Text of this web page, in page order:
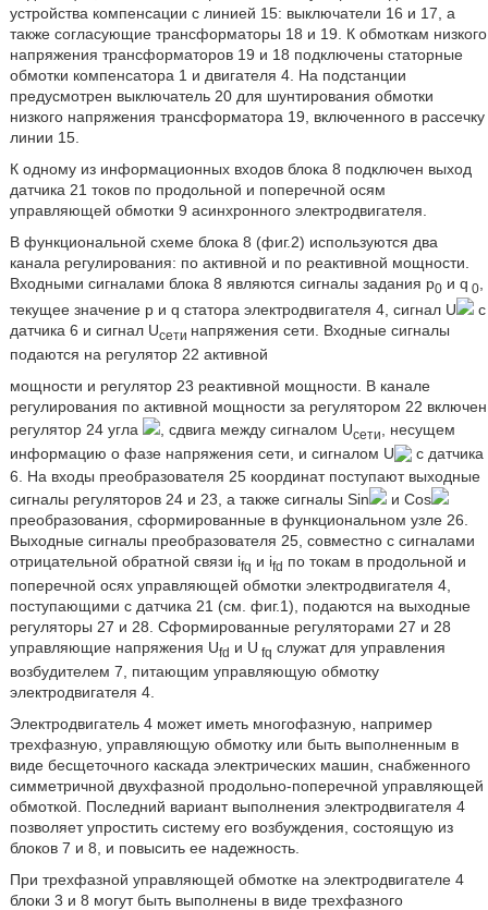
устройства компенсации с линией 15: выключатели 16 и 17, а
также согласующие трансформаторы 18 и 19. К обмоткам низкого
напряжения трансформаторов 19 и 18 подключены статорные
обмотки компенсатора 1 и двигателя 4. На подстанции
предусмотрен выключатель 20 для шунтирования обмотки
низкого напряжения трансформатора 19, включенного в рассечку
линии 15.
К одному из информационных входов блока 8 подключен выход
датчика 21 токов по продольной и поперечной осям
управляющей обмотки 9 асинхронного электродвигателя.
В функциональной схеме блока 8 (фиг.2) используются два
канала регулирования: по активной и по реактивной мощности.
Входными сигналами блока 8 являются сигналы задания р0и q 0,
текущее значение р и q статора электродвигателя 4, сигнал U
с
датчика 6 и сигнал Uсети напряжения сети. Входные сигналы
подаются на регулятор 22 активной
мощности и регулятор 23 реактивной мощности. В канале
регулирования по активной мощности за регулятором 22 включен
регулятор 24 угла
, сдвига между сигналом Uсети
, несущем
информацию о фазе напряжения сети, и сигналом U
с датчика
6. На входы преобразователя 25 координат поступают выходные
сигналы регуляторов 24 и 23, а также сигналы Sin
и Cos
преобразования, сформированные в функциональном узле 26.
Выходные сигналы преобразователя 25, совместно с сигналами
отрицательной обратной связи ifq и ifd по токам в продольной и
поперечной осях управляющей обмотки электродвигателя 4,
поступающими с датчика 21 (см. фиг.1), подаются на выходные
регуляторы 27 и 28. Сформированные регуляторами 27 и 28
управляющие напряжения Ufd и U fq служат для управления
возбудителем 7, питающим управляющую обмотку
электродвигателя 4.
Электродвигатель 4 может иметь многофазную, например
трехфазную, управляющую обмотку или быть выполненным в
виде бесщеточного каскада электрических машин, снабженного
симметричной двухфазной продольно-поперечной управляющей
обмоткой. Последний вариант выполнения электродвигателя 4
позволяет упростить систему его возбуждения, состоящую из
блоков 7 и 8, и повысить ее надежность.
При трехфазной управляющей обмотке на электродвигателе 4
блоки 3 и 8 могут быть выполнены в виде трехфазного